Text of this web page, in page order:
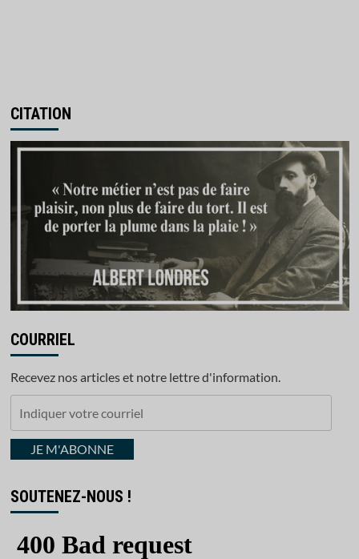
CITATION
COURRIEL
Recevez nos articles et notre lettre d'information.
courrielJE M'ABONNE
SOUTENEZ-NOUS !